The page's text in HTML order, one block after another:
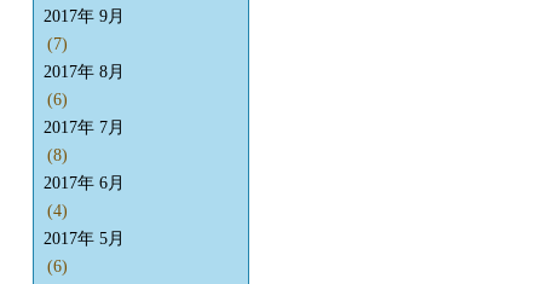
2017年 9月
(7)
2017年 8月
(6)
2017年 7月
(8)
2017年 6月
(4)
2017年 5月
(6)